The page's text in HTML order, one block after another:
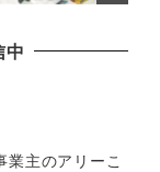
中
業主のアリーこ